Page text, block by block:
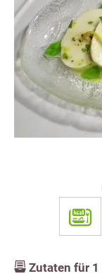
Zutaten für 1